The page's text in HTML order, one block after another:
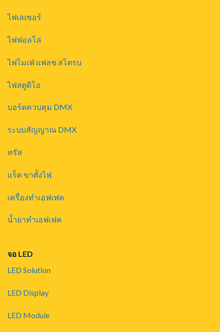
ไฟเลเซอร์
ไฟฟอลโล่
ไฟโมเฟ่ แฟลช สโตรบ
ไฟสตูดิโอ
บอร์ดควบคุม DMX
ระบบสัญญาณ DMX
ทรัส
แร็ค ขาตั้งไฟ
เครื่องทำเอฟเฟค
น้ำยาทำเอฟเฟค
จอ LED
LED Solution
LED Display
LED Module